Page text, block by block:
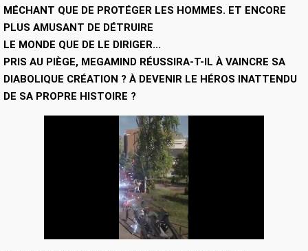
MÉCHANT QUE DE PROTÉGER LES HOMMES. ET ENCORE
PLUS AMUSANT DE DÉTRUIRE
LE MONDE QUE DE LE DIRIGER...
PRIS AU PIÈGE, MEGAMIND RÉUSSIRA-T-IL À VAINCRE SA
DIABOLIQUE CRÉATION ? À DEVENIR LE HÉROS INATTENDU
DE SA PROPRE HISTOIRE ?